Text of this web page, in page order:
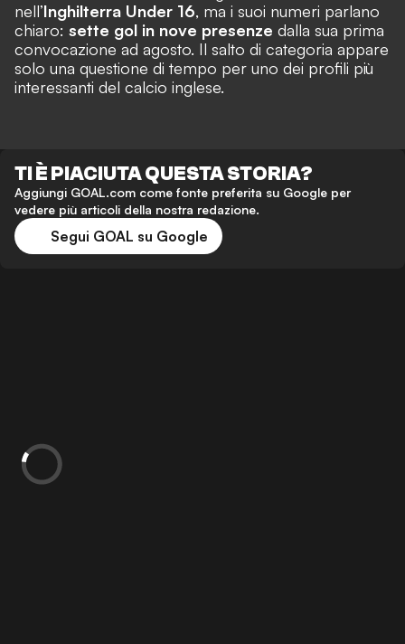
nell’Inghilterra Under 16, ma i suoi numeri parlano
chiaro: sette gol in nove presenze dalla sua prima
convocazione ad agosto. Il salto di categoria appare
solo una questione di tempo per uno dei profili più
interessanti del calcio inglese.
TI È PIACIUTA QUESTA STORIA?
Aggiungi GOAL.com come fonte preferita su Google per
vedere più articoli della nostra redazione.
Segui GOAL su Google